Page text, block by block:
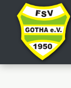
Inhalt
springen